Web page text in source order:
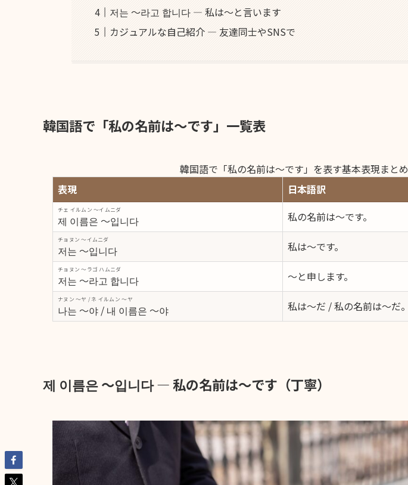
저는 ～라고 합니다 ― 私は〜と言います
カジュアルな自己紹介 ― 友達同士やSNSで
韓国語で「私の名前は〜です」一覧表
韓国語で「私の名前は〜です」を表す基本表現まとめ
表現
日本語訳
제 이름은 ～입니다
チェ イルムン ～イムニダ 私の名前は〜です。
저는 ～입니다
チョヌン ～イムニダ 私は〜です。
저는 ～라고 합니다
チョヌン ～ラゴ ハムニダ 〜と申します。
나는 ～야 / 내 이름은 ～야
ナヌン ～ヤ / ネ イルムン ～ヤ 私は〜だ / 私の名前は〜だ。
제 이름은 ～입니다 ― 私の名前は〜です（丁寧）